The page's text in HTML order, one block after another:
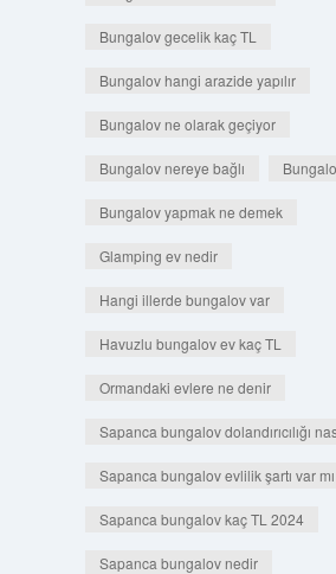
Bungalov gecelik kaç TL
Bungalov hangi arazide yapılır
Bungalov ne olarak geçiyor
Bungalov nereye bağlı
Bungalov yapmak ne demek
Glamping ev nedir
Hangi illerde bungalov var
Havuzlu bungalov ev kaç TL
Ormandaki evlere ne denir
Sapanca bungalov dolandırıcılığı
Sapanca bungalov evlilik şartı var mı
Sapanca bungalov kaç TL 2024
Sapanca bungalov nedir